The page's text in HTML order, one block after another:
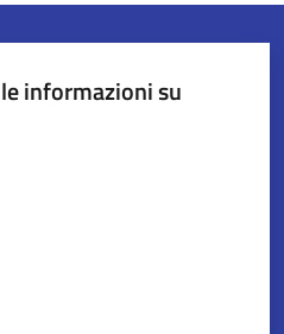
informazioni su